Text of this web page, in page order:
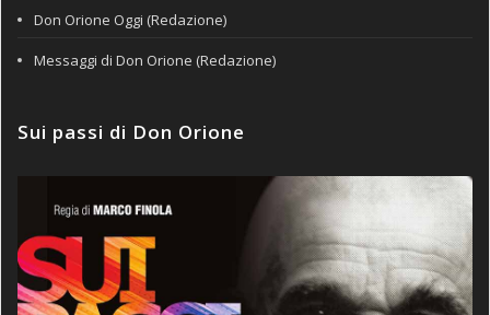
Don Orione Oggi (Redazione)
Messaggi di Don Orione (Redazione)
Sui passi di Don Orione